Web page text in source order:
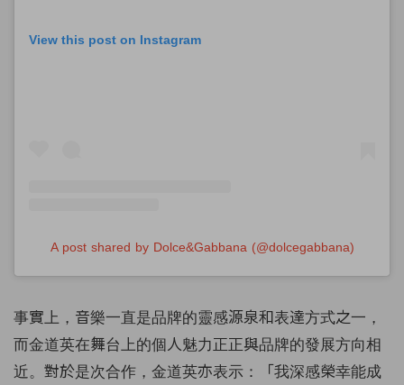
View this post on Instagram
A post shared by Dolce&Gabbana (@dolcegabbana)
事實上，音樂一直是品牌的靈感源泉和表達方式之一，
而金道英在舞台上的個人魅力正正與品牌的發展方向相
近。對於是次合作，金道英亦表示：「我深感榮幸能成